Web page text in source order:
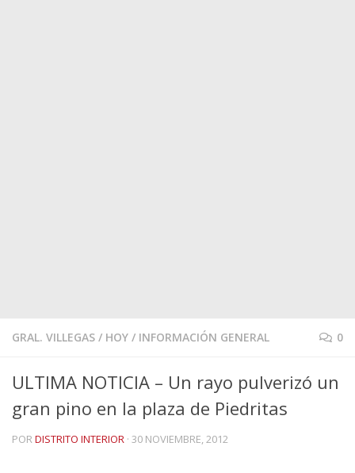
GRAL. VILLEGAS / HOY / INFORMACIÓN GENERAL 0
ULTIMA NOTICIA – Un rayo pulverizó un
gran pino en la plaza de Piedritas
PORDISTRITO INTERIOR · 30 NOVIEMBRE, 2012